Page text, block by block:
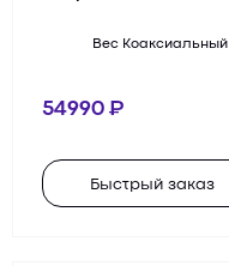
Вес Коаксиальный
54990
Быстрый заказ